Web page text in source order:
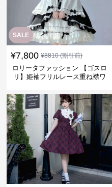
SALE
¥7,800 ¥8810(割引前)
ロリータファッション 【ゴスロ
リ】姫袖フリルレース重ね襟ワ